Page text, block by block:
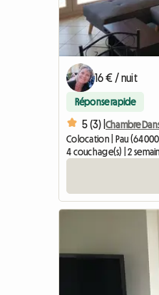
16 € / nuit
Réponse rapide
5 (3) |Chambre
Colocation | Pau (64000)
4 couchage(s) | 2